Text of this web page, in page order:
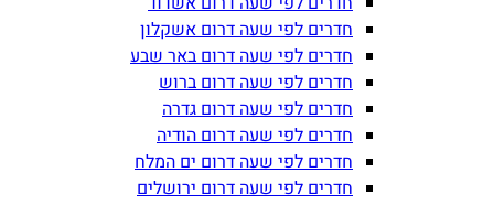
חדרים לפי שעה דרום אשקלון
חדרים לפי שעה דרום באר שבע
חדרים לפי שעה דרום ברוש
חדרים לפי שעה דרום גדרה
חדרים לפי שעה דרום הודיה
חדרים לפי שעה דרום ים המלח
חדרים לפי שעה דרום ירושלים